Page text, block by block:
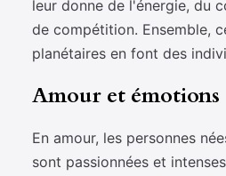
leur donne de l'énergie, du
de compétition. Ensemble,
planétaires en font des
Amour et émotions
En amour, les personnes
sont passionnées et